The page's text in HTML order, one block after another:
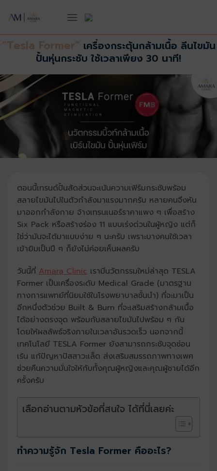
เนื้อหา
“Tesla Former” เครื่องกระตุ้นกล้ามเนื้อ ลีนไขมัน
ปั้นหุ่นกระชับ ใช้เวลาเพียง 30 นาที!
ตอนนี้เทรนด์ปั้นสัดส่วนจะเน้นความเฟิร์มกระชับพร้อม
สลายไขมันไปในตัวกำลังมาแรงมากครับ หลายคนจึงหัน
มาออกกำลังกาย จ้างเทรนเนอร์ราคาแพง ๆ เพื่อสร้าง
Six Pack หรือสร้างร่อง 11 แบบเร่งด่วนในผู้หญิง แต่ก็
ใช่ว่ามันจะได้มาแบบง่าย ๆ นะครับ เพราะบางคนใช้เวลา
เข้ายิมเป็นปี ๆ ก็ยังไม่ค่อยเห็นผลครับ
วันนี้ที่ Amara Clinic เรามีนวัตกรรมใหม่ล่าสุด TESLA
Former เป็นเครื่องระดับ Medical Grade (มาตรฐาน
ทางการแพทย์ที่นิยมใช้ในโรงพยาบาลชั้นนำ) ที่จะมาเป็น
อีกหนึ่งตัวช่วย Built & Burn ที่จะเสริมสร้างกล้ามเนื้อ
ได้อย่างตรงจุด พร้อมกับสลายไขมันไปพร้อม ๆ กัน
โดยให้ผลลัพธ์จริงภายในเวลาอันรวดเร็ว นอกจากนี้
เทคโนโลยี TESLA Former ยังสามารถกระชับจุดซ่อน
เร้น แก้ปัญหาปัสสาวะเล็ด ส่งเสริมสมรรถภาพทางเพศ
ช่วยคืนความมั่นใจให้กับทั้งคุณผู้หญิงและคุณผู้ชายได้อีก
ครั้งครับ
เลือกอ่านตามหัวข้อที่สนใจ ได้ที่นี่เลยค่ะ
ทำความรู้จัก Tesla Former คืออะไร?